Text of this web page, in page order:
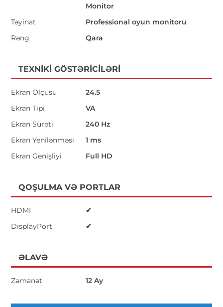
Monitor
Təyinat
Professional oyun monitoru
Rəng
Qara
TEXNIKI GÖSTƏRICILƏRI
Ekran Ölçüsü
24.5
Ekran Tipi
VA
Ekran Sürəti
240 Hz
Ekran Yenilənməsi
1 ms
Ekran Genişliyi
Full HD
QOŞULMA VƏ PORTLAR
HDMI
✔
DisplayPort
✔
ƏLAVƏ
Zəmanət 12 Ay